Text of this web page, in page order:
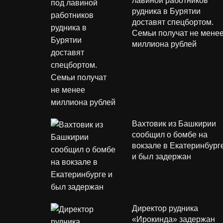
рудника в Бурятии
доставят спецбортом.
Семьи получат не
миллиона рублей
Вахтовик из Башкирии
сообщил о бомбе на
вокзале в
и был задержан
Директор рудника
«Ирокинда» задержан